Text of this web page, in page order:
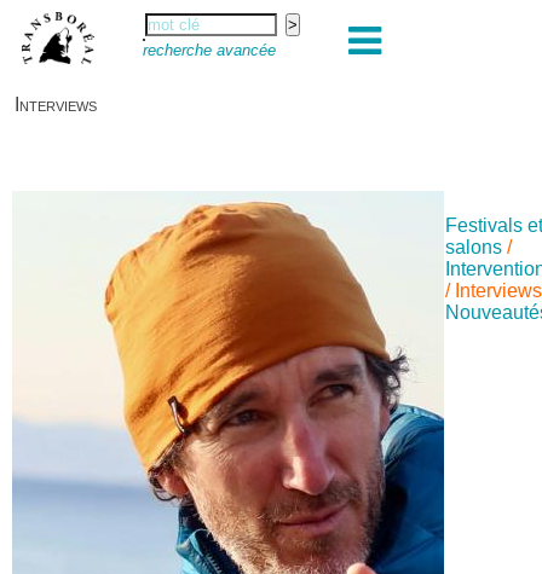
recherche avancée
Interviews
Festivals
salons /
/ Interviews